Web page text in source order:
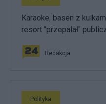
Karaoke, basen z
resort "przepalał"
Redakcja
Polityka